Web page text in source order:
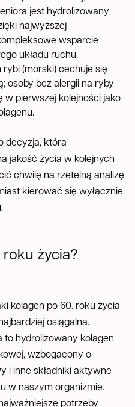
jest hydrolizowany
najwyższej
wsparcie
układu ruchu.
rybi (morski) cechuje się
osoby bez alergii na ryby
pierwszej kolejności jako
decyzja, która
jakość życia w kolejnych
chwilę na rzetelną analizę
kierować się wyłącznie
życia?
kolagen po 60. roku życia
osiągalna.
to hydrolizowany kolagen
wzbogacony o
i inne składniki aktywne
w naszym organizmie.
potrzeby